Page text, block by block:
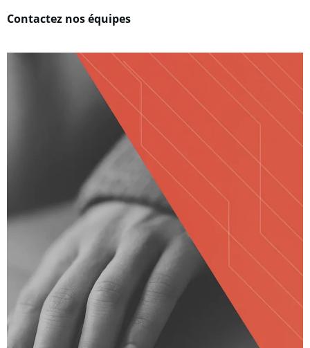
Contactez nos équipes